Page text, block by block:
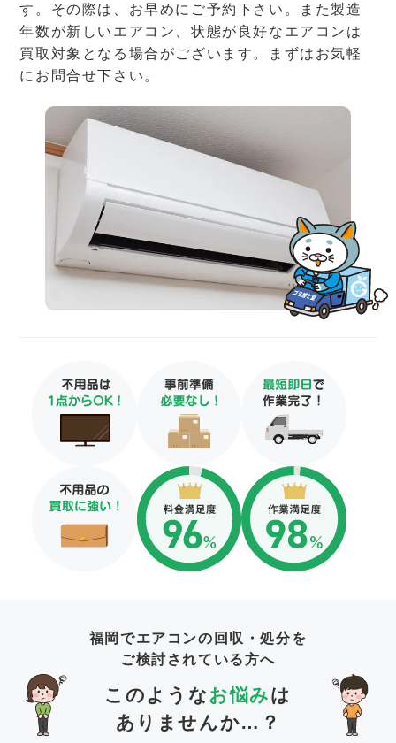
す。その際は、お早めにご予約下さい。また製造
年数が新しいエアコン、状態が良好なエアコンは
買取対象となる場合がございます。まずはお気軽
にお問合せ下さい。
福岡でエアコンの回収・処分を
ご検討されている方へ
このようなお悩みは
ありませんか…？